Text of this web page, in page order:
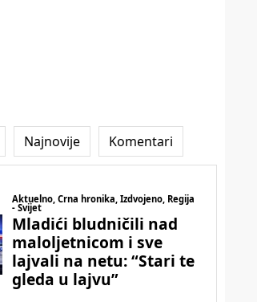
Najnovije Komentari